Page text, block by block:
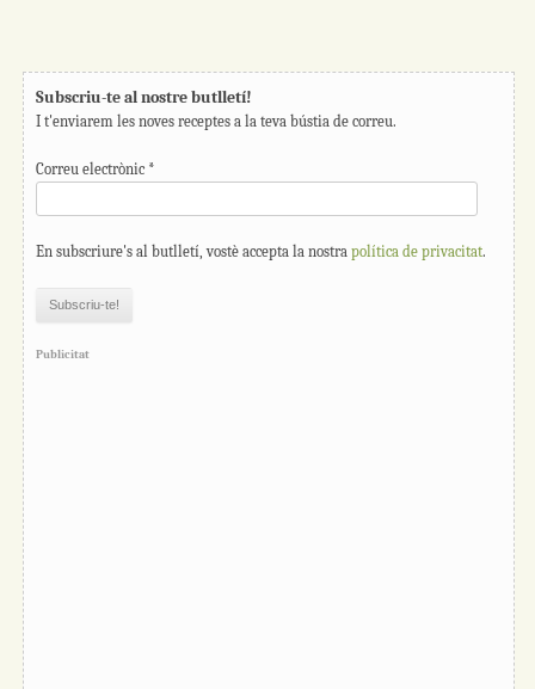
Subscriu-te al nostre butlletí!
I t'enviarem les noves receptes a la teva bústia de correu.
Correu electrònic *
En subscriure's al butlletí, vostè accepta la nostra política de privacitat.
Publicitat